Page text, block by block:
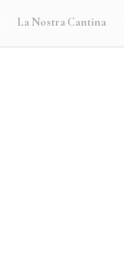
La Nostra Cantina